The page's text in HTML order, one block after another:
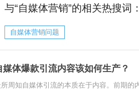
与“自媒体营销”的相关热搜词：
自媒体营销问题
媒体爆款引流内容该如何生产？
周知自媒体引流的本质在于内容。前期的